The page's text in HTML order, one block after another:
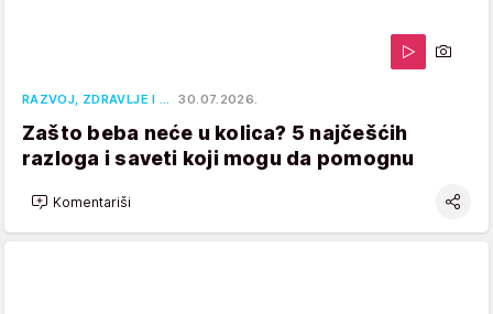
RAZVOJ, ZDRAVLJE I … 30.07.2026.
Zašto beba neće u kolica? 5 najčešćih
razloga i saveti koji mogu da pomognu
Komentariši